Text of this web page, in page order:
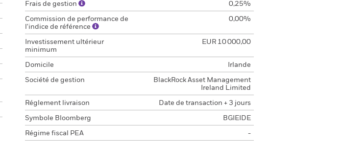
Frais de gestion 0,25%
Commission de performance de
l'indice de référence
0,00%
Investissement ultérieur
minimum
EUR 10 000,00
Domicile Irlande
Société de gestion
BlackRock Asset Management
Ireland Limited
Réglement livraison Date de transaction + 3 jours
Symbole Bloomberg BGIEIDE
Régime fiscal PEA -